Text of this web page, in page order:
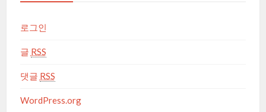
로그인
글 RSS
댓글 RSS
WordPress.org